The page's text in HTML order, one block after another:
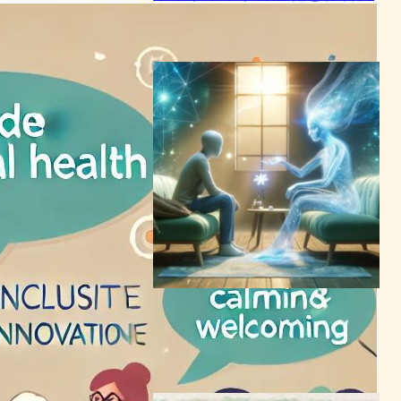
メンタルヘルス危機にAIが光
を当てる: 革新的ケアへの道
AI（人工知能）ニュース
2024年4月25日0:03